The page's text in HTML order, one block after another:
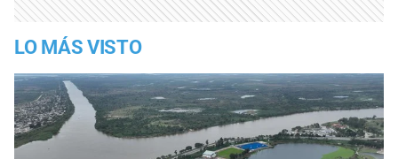
LO MÁS VISTO